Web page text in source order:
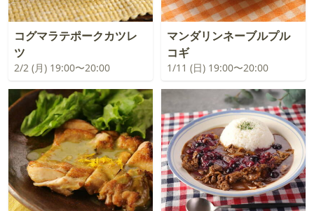
コグマラテポークカツレ
ツ
2/2 (月) 19:00〜20:00
マンダリンネーブルプル
コギ
1/11 (日) 19:00〜20:00